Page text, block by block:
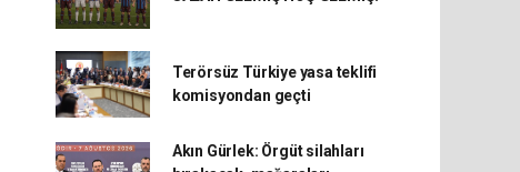
Terörsüz Türkiye yasa teklifi
komisyondan geçti
Akın Gürlek: Örgüt silahları